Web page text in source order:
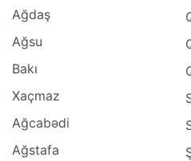
Ağdaş
Ağsu
Bakı
Xaçmaz
Ağcabədi
Ağstafa